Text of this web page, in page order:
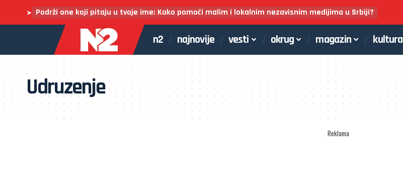
➤ Podrži one koji pitaju u tvoje ime: Kako pomoći malim i lokalnim nezavisnim medijima u Srbiji?
n2 najnovije vesti okrug magazin kultura
Udruzenje
Reklama